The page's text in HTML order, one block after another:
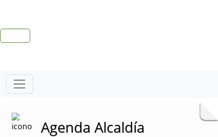
Agenda Alcaldía